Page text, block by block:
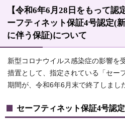
【令和6年6月28日をもって
ーフティネット保証4号認定(
に伴う保証)について
新型コロナウイルス感染症の影響を
措置として、指定されている「セー
期間が、令和6年6月末で終了しまし
セーフティネット保証4号認